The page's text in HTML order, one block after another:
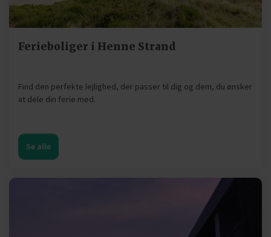
Ferieboliger i Henne Strand
Find den perfekte lejlighed, der passer til dig og dem, du ønsker
at dele din ferie med.
Se alle